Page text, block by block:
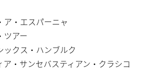
ア・エスパーニャ
ツアー
ックス・ハンブルク
ア・サンセバスティアン・クラシコ